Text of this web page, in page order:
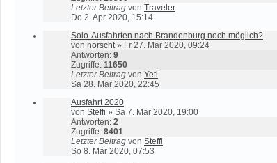
Letzter Beitrag von Traveler
Do 2. Apr 2020, 15:14
Solo-Ausfahrten nach Brandenburg noch möglich?
von horscht » Fr 27. Mär 2020, 09:24
Antworten: 9
Zugriffe: 11650
Letzter Beitrag von Yeti
Sa 28. Mär 2020, 22:45
Ausfahrt 2020
von Steffi » Sa 7. Mär 2020, 19:00
Antworten: 2
Zugriffe: 8401
Letzter Beitrag von Steffi
So 8. Mär 2020, 07:53